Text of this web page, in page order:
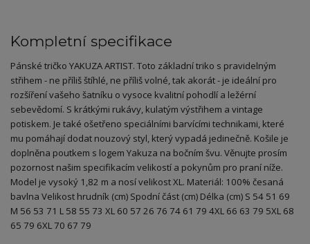
Kompletní specifikace
Pánské tričko YAKUZA ARTIST. Toto základní triko s pravidelným
střihem - ne příliš štíhlé, ne příliš volné, tak akorát - je ideální pro
rozšíření vašeho šatníku o vysoce kvalitní pohodlí a ležérní
sebevědomí. S krátkými rukávy, kulatým výstřihem a vintage
potiskem. Je také ošetřeno speciálními barvícími technikami, které
mu pomáhají dodat nouzový styl, který vypadá jedinečně. Košile je
doplněna poutkem s logem Yakuza na bočním švu. Věnujte prosím
pozornost našim specifikacím velikostí a pokynům pro praní níže.
Model je vysoký 1,82 m a nosí velikost XL. Materiál: 100% česaná
bavlna Velikost hrudník (cm) Spodní část (cm) Délka (cm) S 54 51 69
M 56 53 71 L 58 55 73 XL 60 57 26 76 74 61 79 4XL 66 63 79 5XL 68
65 79 6XL 70 67 79